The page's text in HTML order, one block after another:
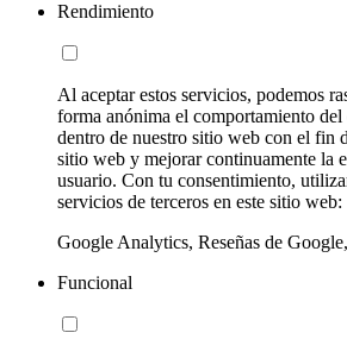
Rendimiento
Al aceptar estos servicios, podemos
forma anónima el comportamiento
dentro de nuestro sitio web con el fin
sitio web y mejorar continuamente la
usuario. Con tu consentimiento,
servicios de terceros en este sitio web:
Google Analytics, Reseñas de
Funcional